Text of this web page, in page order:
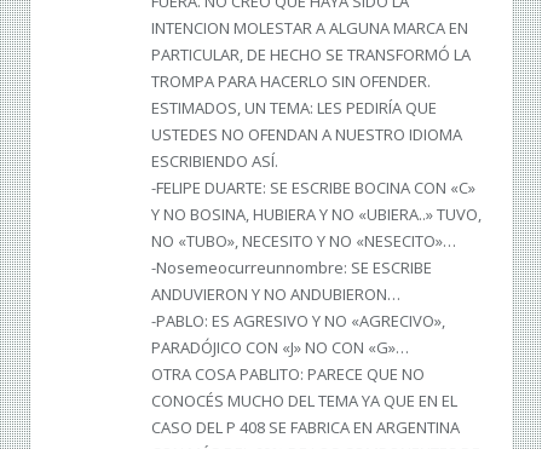
INTENCION MOLESTAR A ALGUNA MARCA EN
PARTICULAR, DE HECHO SE TRANSFORMÓ LA
TROMPA PARA HACERLO SIN OFENDER.
ESTIMADOS, UN TEMA: LES PEDIRÍA QUE
USTEDES NO OFENDAN A NUESTRO IDIOMA
ESCRIBIENDO ASÍ.
-FELIPE DUARTE: SE ESCRIBE BOCINA CON «C»
Y NO BOSINA, HUBIERA Y NO «UBIERA..» TUVO,
NO «TUBO», NECESITO Y NO «NESECITO»…
-Nosemeocurreunnombre: SE ESCRIBE
ANDUVIERON Y NO ANDUBIERON…
-PABLO: ES AGRESIVO Y NO «AGRECIVO»,
PARADÓJICO CON «J» NO CON «G»…
OTRA COSA PABLITO: PARECE QUE NO
CONOCÉS MUCHO DEL TEMA YA QUE EN EL
CASO DEL P 408 SE FABRICA EN ARGENTINA